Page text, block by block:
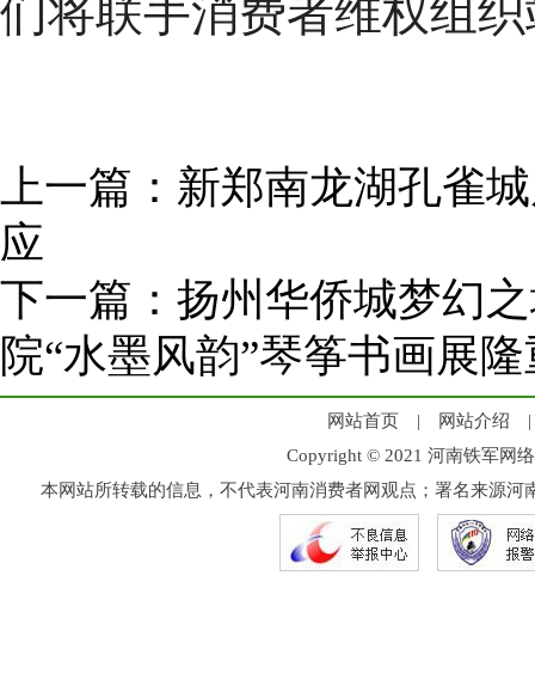
上一篇： 新郑南龙湖孔雀
应
下一篇： 扬州华侨城梦幻
院“水墨风韵”琴筝书画展
网站首页 | 网站介绍
Copyright © 2021 河南铁军网
本网站所转载的信息，不代表河南消费者网观点；署名来源